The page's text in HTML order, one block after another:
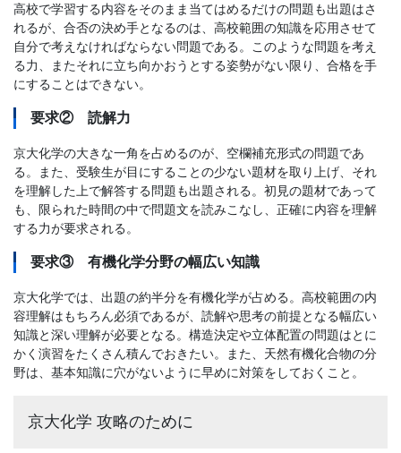
高校で学習する内容をそのまま当てはめるだけの問題も出題はさ
れるが、合否の決め手となるのは、高校範囲の知識を応用させて
自分で考えなければならない問題である。このような問題を考え
る力、またそれに立ち向かおうとする姿勢がない限り、合格を手
にすることはできない。
要求② 読解力
京大化学の大きな一角を占めるのが、空欄補充形式の問題であ
る。また、受験生が目にすることの少ない題材を取り上げ、それ
を理解した上で解答する問題も出題される。初見の題材であって
も、限られた時間の中で問題文を読みこなし、正確に内容を理解
する力が要求される。
要求③ 有機化学分野の幅広い知識
京大化学では、出題の約半分を有機化学が占める。高校範囲の内
容理解はもちろん必須であるが、読解や思考の前提となる幅広い
知識と深い理解が必要となる。構造決定や立体配置の問題はとに
かく演習をたくさん積んでおきたい。また、天然有機化合物の分
野は、基本知識に穴がないように早めに対策をしておくこと。
京大化学 攻略のために